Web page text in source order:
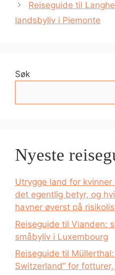
Reiseguide til
landsbyliv i Piemonte
Søk
Nyeste
Utrygge land for kvinner
det egentlig betyr, og
havner øverst på
Reiseguide til Vianden:
småbyliv i Luxembourg
Reiseguide til
Switzerland” for